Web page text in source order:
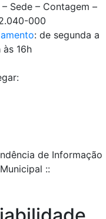
Sede – Contagem –
000
: de segunda a
16h
de Informação
::